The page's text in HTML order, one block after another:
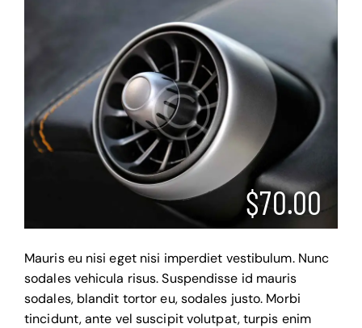
$70.00
Mauris eu nisi eget nisi imperdiet vestibulum. Nunc
sodales vehicula risus. Suspendisse id mauris
sodales, blandit tortor eu, sodales justo. Morbi
tincidunt, ante vel suscipit volutpat, turpis enim